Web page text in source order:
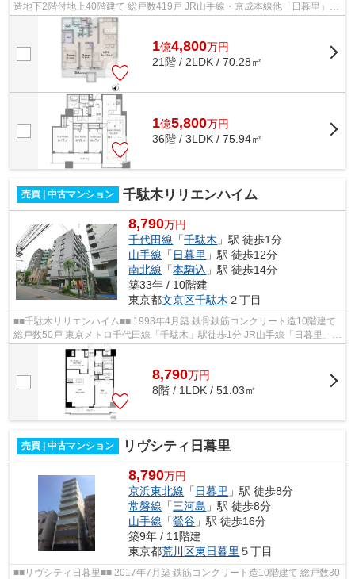
造地下2階付地上40階建て 総戸数419戸 JR山手線・京成本線他「日暮里」駅
徒歩1分 日暮里駅までペデストリア...
1億4,800万円
21階 / 2LDK / 70.28㎡
1億5,800万円
36階 / 3LDK / 75.94㎡
売買 | 中古マンション 千駄木リリエンハイム
8,790万円
千代田線 「千駄木 」駅 徒歩1分
山手線 「 日暮里 」駅 徒歩12分
南北線 「本駒込 」駅 徒歩14分
築33年 / 10階建
東京都文京区千駄木 ２丁目
■■千駄木リリエンハイム■■ 1993年4月築 鉄骨鉄筋コンクリート造10階建て
総戸数50戸 東京メトロ千代田線「千駄木」駅徒歩1分 JR山手線「日暮里」駅
徒歩12分 東京メトロ南北線「本駒...
8,790万円
8階 / 1LDK / 51.03㎡
売買 | 中古マンション リヴシティ日暮里
8,790万円
京浜東北線 「 日暮里 」駅 徒歩8分
常磐線 「三河島 」駅 徒歩8分
山手線 「鶯谷 」駅 徒歩16分
築9年 / 11階建
東京都荒川区東日暮里 ５丁目
■■リヴシティ日暮里■■ 2017年7月築 鉄筋コンクリート造10階建て 総戸数30